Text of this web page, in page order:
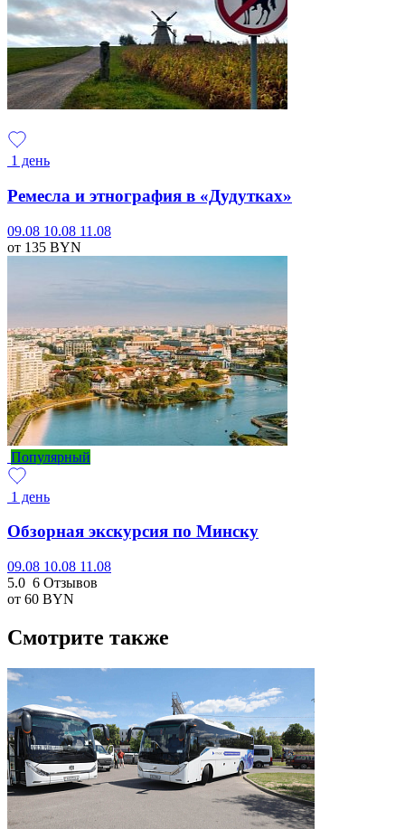
1 день
Ремесла и этнография в «Дудутках»
09.08 10.08 11.08
от 135 BYN
Популярный
1 день
Обзорная экскурсия по Минску
09.08 10.08 11.08
5.0 6 Отзывов
от 60 BYN
Смотрите также